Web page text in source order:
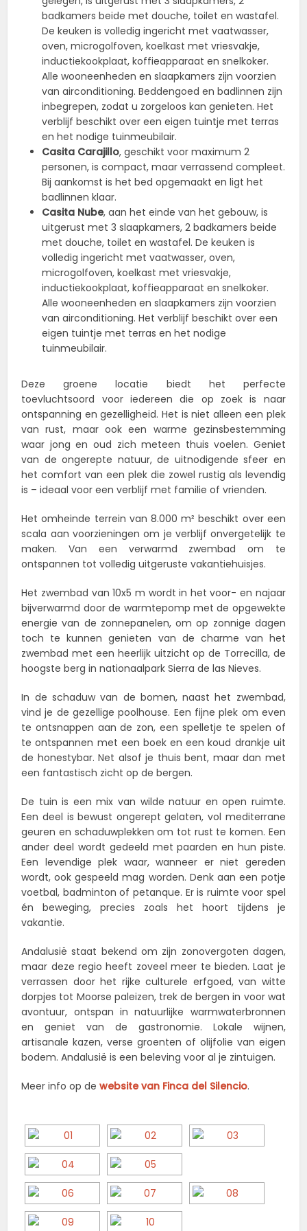
badkamers beide met douche, toilet en wastafel.
De keuken is volledig ingericht met vaatwasser,
oven, microgolfoven, koelkast met vriesvakje,
inductiekookplaat, koffieapparaat en snelkoker.
Alle wooneenheden en slaapkamers zijn voorzien
van airconditioning. Beddengoed en badlinnen zijn
inbegrepen, zodat u zorgeloos kan genieten. Het
verblijf beschikt over een eigen tuintje met terras
en het nodige tuinmeubilair.
Casita Carajillo, geschikt voor maximum 2
personen, is compact, maar verrassend compleet.
Bij aankomst is het bed opgemaakt en ligt het
badlinnen klaar.
Casita Nube, aan het einde van het gebouw, is
uitgerust met 3 slaapkamers, 2 badkamers beide
met douche, toilet en wastafel. De keuken is
volledig ingericht met vaatwasser, oven,
microgolfoven, koelkast met vriesvakje,
inductiekookplaat, koffieapparaat en snelkoker.
Alle wooneenheden en slaapkamers zijn voorzien
van airconditioning. Het verblijf beschikt over een
eigen tuintje met terras en het nodige
tuinmeubilair.
Deze groene locatie biedt het perfecte
toevluchtsoord voor iedereen die op zoek is naar
ontspanning en gezelligheid. Het is niet alleen een plek
van rust, maar ook een warme gezinsbestemming
waar jong en oud zich meteen thuis voelen. Geniet
van de ongerepte natuur, de uitnodigende sfeer en
het comfort van een plek die zowel rustig als levendig
is – ideaal voor een verblijf met familie of vrienden.
Het omheinde terrein van 8.000 m² beschikt over een
scala aan voorzieningen om je verblijf onvergetelijk te
maken. Van een verwarmd zwembad om te
ontspannen tot volledig uitgeruste vakantiehuisjes.
Het zwembad van 10x5 m wordt in het voor- en najaar
bijverwarmd door de warmtepomp met de opgewekte
energie van de zonnepanelen, om op zonnige dagen
toch te kunnen genieten van de charme van het
zwembad met een heerlijk uitzicht op de Torrecilla, de
hoogste berg in nationaalpark Sierra de las Nieves.
In de schaduw van de bomen, naast het zwembad,
vind je de gezellige poolhouse. Een fijne plek om even
te ontsnappen aan de zon, een spelletje te spelen of
te ontspannen met een boek en een koud drankje uit
de honestybar. Net alsof je thuis bent, maar dan met
een fantastisch zicht op de bergen.
De tuin is een mix van wilde natuur en open ruimte.
Een deel is bewust ongerept gelaten, vol mediterrane
geuren en schaduwplekken om tot rust te komen. Een
ander deel wordt gedeeld met paarden en hun piste.
Een levendige plek waar, wanneer er niet gereden
wordt, ook gespeeld mag worden. Denk aan een potje
voetbal, badminton of petanque. Er is ruimte voor spel
én beweging, precies zoals het hoort tijdens je
vakantie.
Andalusië staat bekend om zijn zonovergoten dagen,
maar deze regio heeft zoveel meer te bieden. Laat je
verrassen door het rijke culturele erfgoed, van witte
dorpjes tot Moorse paleizen, trek de bergen in voor wat
avontuur, ontspan in natuurlijke warmwaterbronnen
en geniet van de gastronomie. Lokale wijnen,
artisanale kazen, verse groenten of olijfolie van eigen
bodem. Andalusië is een beleving voor al je zintuigen.
Meer info op dewebsite van Finca del Silencio.